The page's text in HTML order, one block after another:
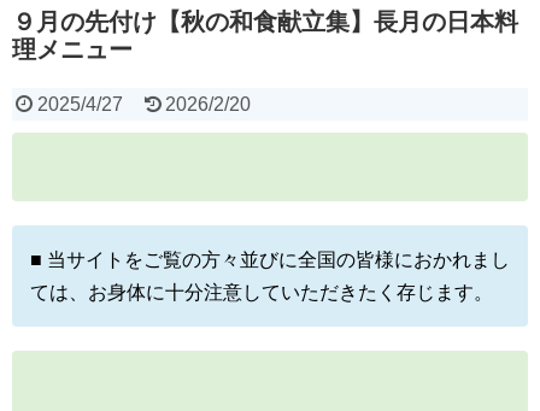
９月の先付け【秋の和食献立集】長月の日本料
理メニュー
2025/4/27 2026/2/20
■ 当サイトをご覧の方々並びに全国の皆様におかれまし
ては、お身体に十分注意していただきたく存じます。